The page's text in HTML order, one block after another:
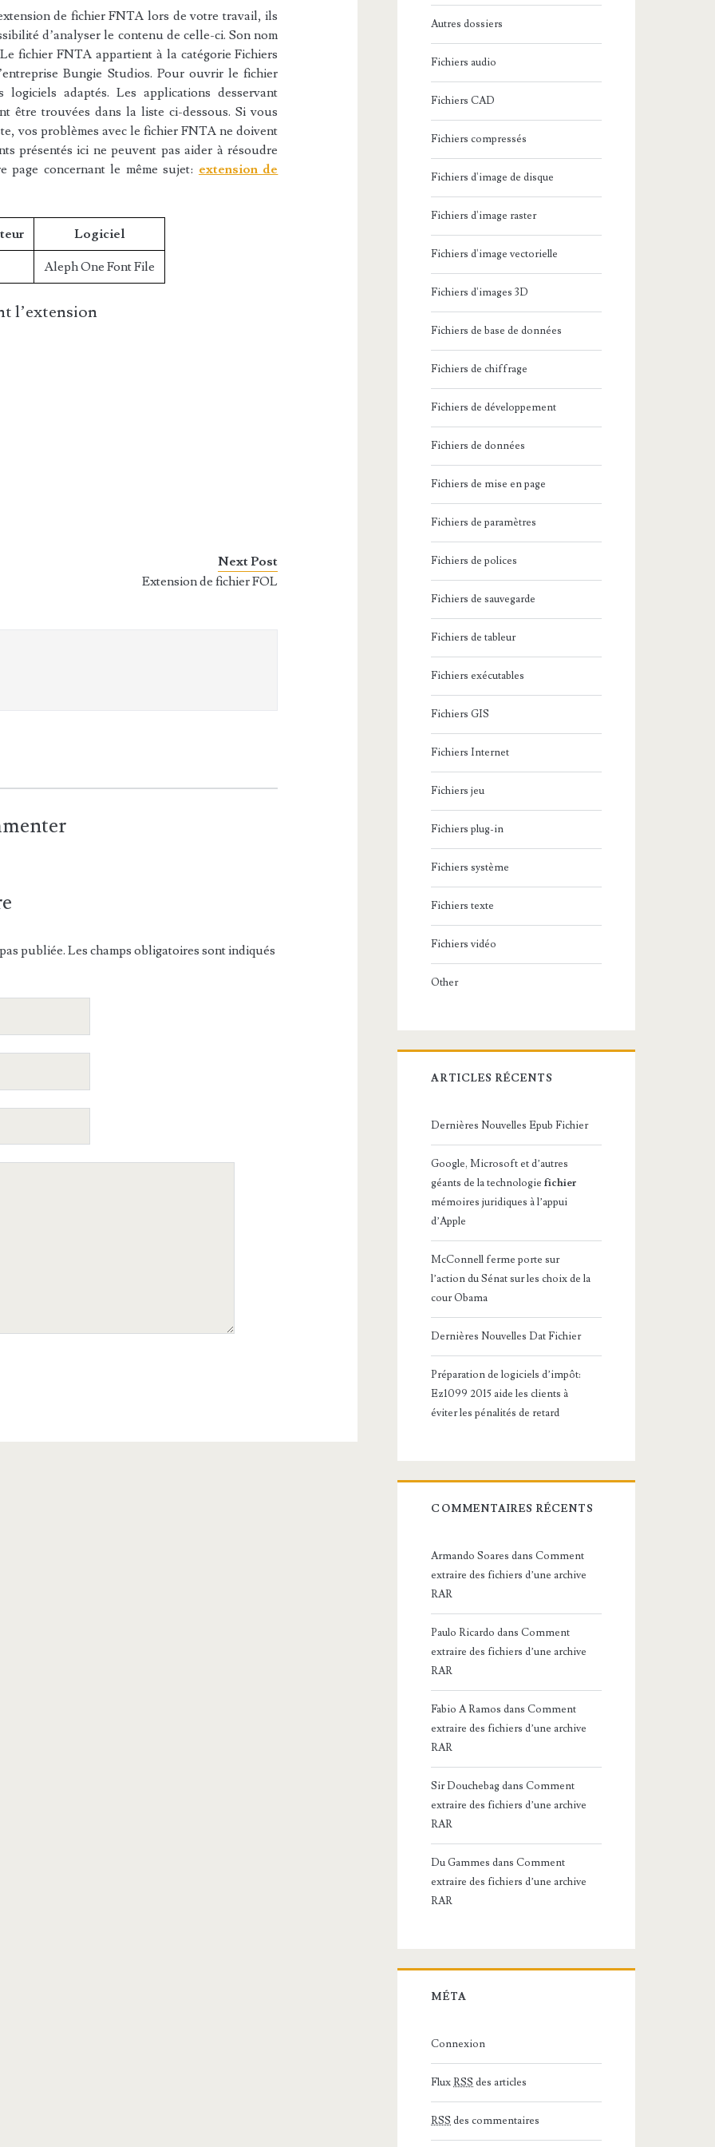
de fichier FNTA lors de votre travail, ils
d’analyser le contenu de celle-ci. Son nom
fichier FNTA appartient à la catégorie Fichiers
Bungie Studios. Pour ouvrir le fichier
adaptés. Les applications desservant
être trouvées dans la liste ci-dessous. Si vous
vos problèmes avec le fichier FNTA ne doivent
présentés ici ne peuvent pas aider à résoudre
page concernant le même sujet: extension de
Logiciel
Aleph One Font File
l’extension
Next Post
Extension de fichier FOL
publiée. Les champs obligatoires sont indiqués
Autres dossiers
Fichiers audio
Fichiers CAD
Fichiers compressés
Fichiers d'image de disque
Fichiers d'image raster
Fichiers d'image vectorielle
Fichiers d'images 3D
Fichiers de base de données
Fichiers de chiffrage
Fichiers de développement
Fichiers de données
Fichiers de mise en page
Fichiers de paramètres
Fichiers de polices
Fichiers de sauvegarde
Fichiers de tableur
Fichiers exécutables
Fichiers GIS
Fichiers Internet
Fichiers jeu
Fichiers plug-in
Fichiers système
Fichiers texte
Fichiers vidéo
Other
ARTICLES RÉCENTS
Dernières Nouvelles Epub Fichier
Google, Microsoft et d’autres
géants de la technologiefichier
mémoires juridiques à l’appui
d’Apple
McConnell ferme porte sur
l’action du Sénat sur les choix de la
cour Obama
Dernières Nouvelles Dat Fichier
Préparation de logiciels d’impôt:
Ez1099 2015 aide les clients à
éviter les pénalités de retard
COMMENTAIRES RÉCENTS
Armando Soares dansComment
extraire des fichiers d’une archive
RAR
Paulo Ricardo dansComment
extraire des fichiers d’une archive
RAR
Fabio A Ramos dansComment
extraire des fichiers d’une archive
RAR
Sir DouchebagdansComment
extraire des fichiers d’une archive
RAR
Du Gammes dansComment
extraire des fichiers d’une archive
RAR
MÉTA
Connexion
FluxRSS des articles
RSS des commentaires